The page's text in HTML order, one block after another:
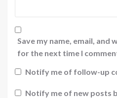
Save my name, email, and
for the next time I
Notify me of follow-up
Notify me of new posts